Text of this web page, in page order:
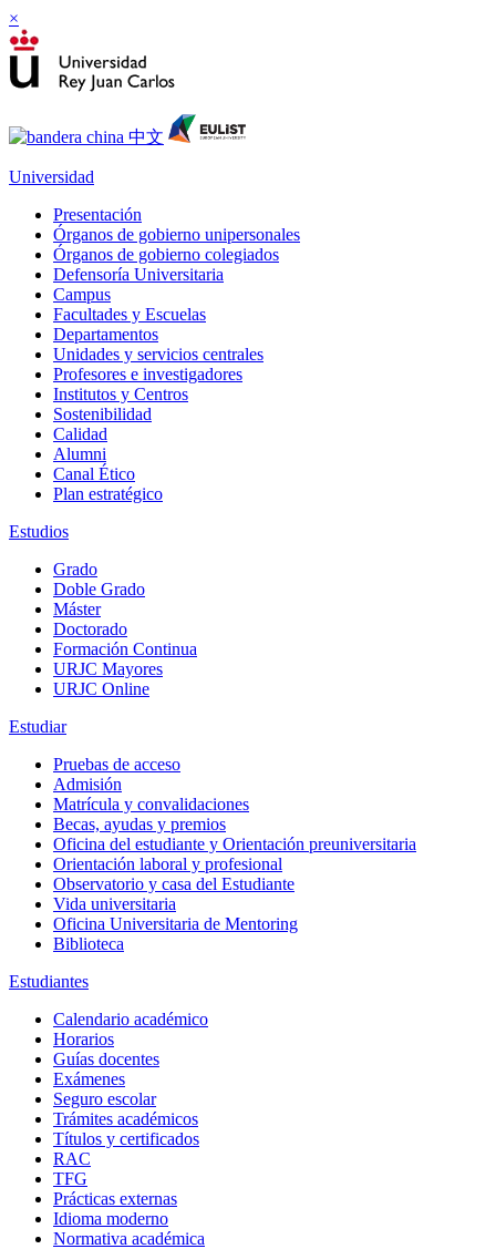
×
Universidad
Presentación
Órganos de gobierno unipersonales
Órganos de gobierno colegiados
Defensoría Universitaria
Campus
Facultades y Escuelas
Departamentos
Unidades y servicios centrales
Profesores e investigadores
Institutos y Centros
Sostenibilidad
Calidad
Alumni
Canal Ético
Plan estratégico
Estudios
Grado
Doble Grado
Máster
Doctorado
Formación Continua
URJC Mayores
URJC Online
Estudiar
Pruebas de acceso
Admisión
Matrícula y convalidaciones
Becas, ayudas y premios
Oficina del estudiante y Orientación preuniversitaria
Orientación laboral y profesional
Observatorio y casa del Estudiante
Vida universitaria
Oficina Universitaria de Mentoring
Biblioteca
Estudiantes
Calendario académico
Horarios
Guías docentes
Exámenes
Seguro escolar
Trámites académicos
Títulos y certificados
RAC
TFG
Prácticas externas
Idioma moderno
Normativa académica